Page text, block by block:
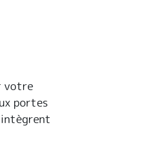
votre
portes